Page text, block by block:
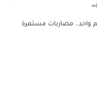
واحد.. مضاربات مستمرة